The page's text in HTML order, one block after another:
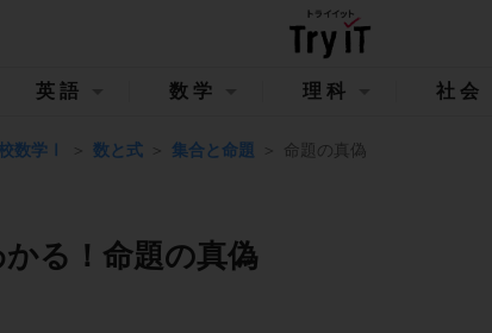
英語 数学 理科 社会
数学Ⅰ 数と式 集合と命題 命題の真偽
る！命題の真偽